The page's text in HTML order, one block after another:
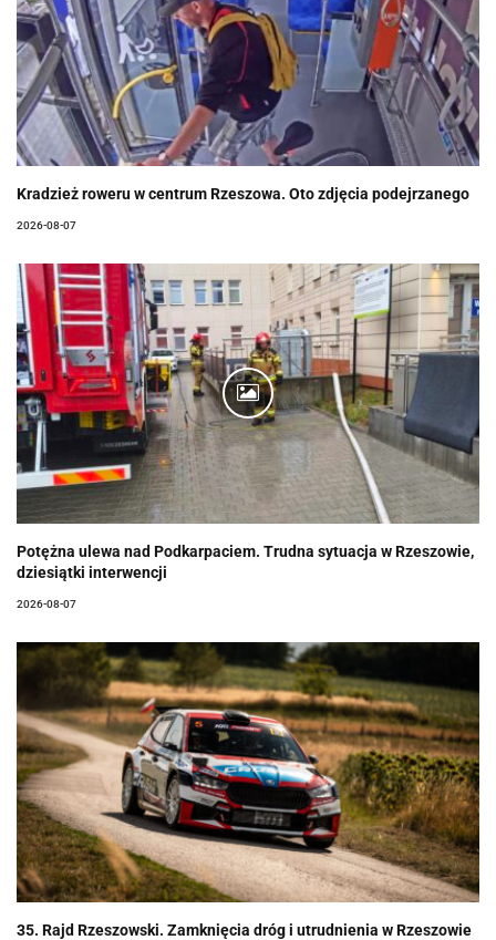
Kradzież roweru w centrum Rzeszowa. Oto zdjęcia podejrzanego
2026-08-07
Potężna ulewa nad Podkarpaciem. Trudna sytuacja w Rzeszowie,
dziesiątki interwencji
2026-08-07
35. Rajd Rzeszowski. Zamknięcia dróg i utrudnienia w Rzeszowie